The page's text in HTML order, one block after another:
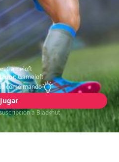
Gameloft
Gameloft
como mando
Jugar
a Blacknut